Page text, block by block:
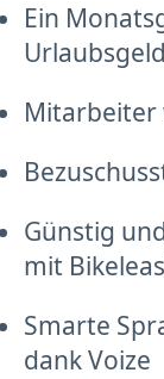
Ein
Mitarbeiter
Günstig
mit
Smarte
dank Voize